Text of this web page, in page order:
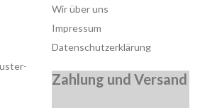
Wir über uns
Impressum
Datenschutzerklärung
Zahlung und Versand